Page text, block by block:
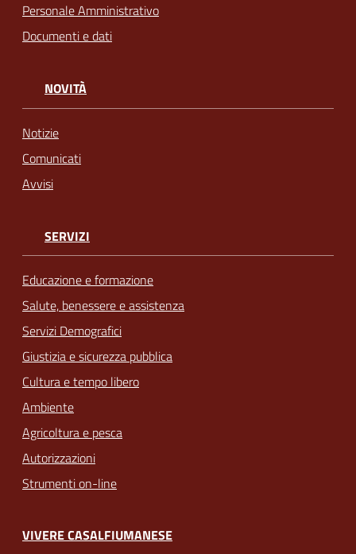
Personale Amministrativo
Documenti e dati
NOVITÀ
Notizie
Comunicati
Avvisi
SERVIZI
Educazione e formazione
Salute, benessere e assistenza
Servizi Demografici
Giustizia e sicurezza pubblica
Cultura e tempo libero
Ambiente
Agricoltura e pesca
Autorizzazioni
Strumenti on-line
VIVERE CASALFIUMANESE